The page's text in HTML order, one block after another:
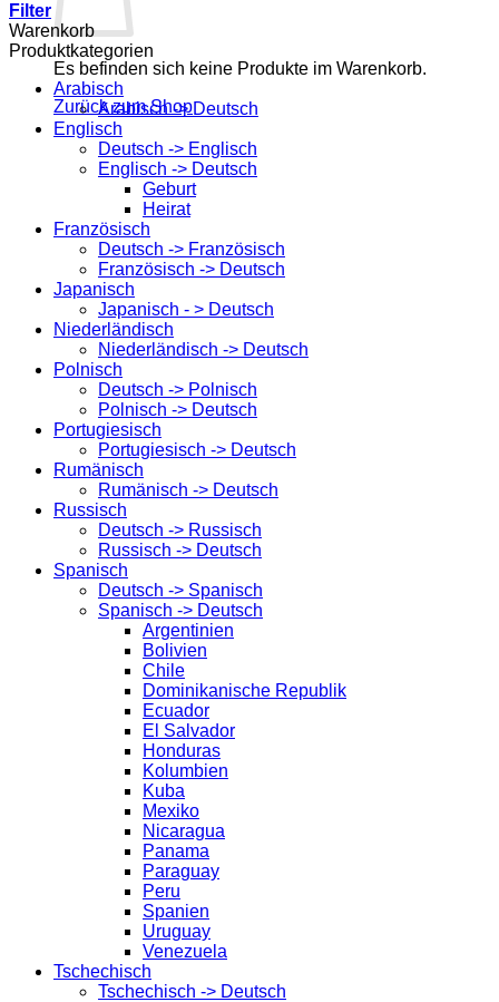
Es befinden sich keine Produkte im Warenkorb.
Zurück zum Shop
Filter
Warenkorb
Produktkategorien
Arabisch
Arabisch -> Deutsch
Englisch
Deutsch -> Englisch
Englisch -> Deutsch
Geburt
Heirat
Französisch
Deutsch -> Französisch
Französisch -> Deutsch
Japanisch
Japanisch - > Deutsch
Niederländisch
Niederländisch -> Deutsch
Polnisch
Deutsch -> Polnisch
Polnisch -> Deutsch
Portugiesisch
Portugiesisch -> Deutsch
Rumänisch
Rumänisch -> Deutsch
Russisch
Deutsch -> Russisch
Russisch -> Deutsch
Spanisch
Deutsch -> Spanisch
Spanisch -> Deutsch
Argentinien
Bolivien
Chile
Dominikanische Republik
Ecuador
El Salvador
Honduras
Kolumbien
Kuba
Mexiko
Nicaragua
Panama
Paraguay
Peru
Spanien
Uruguay
Venezuela
Tschechisch
Tschechisch -> Deutsch